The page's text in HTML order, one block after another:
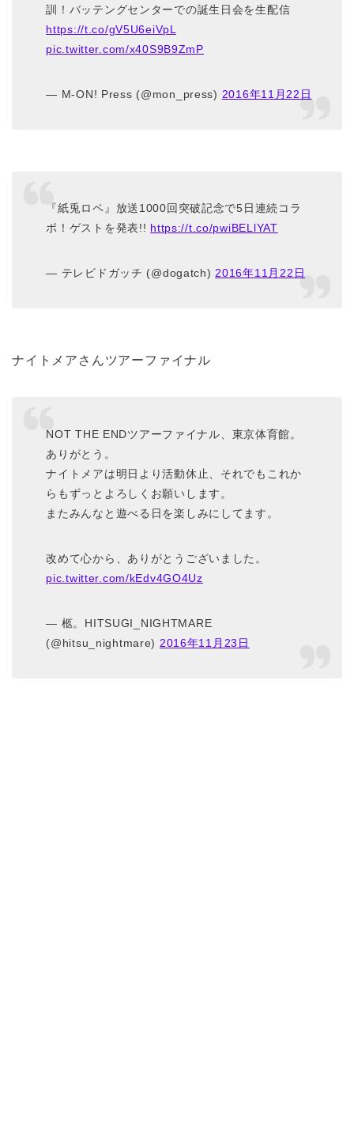
訓！バッテングセンターでの誕生日会を生配信
https://t.co/gV5U6eiVpL
pic.twitter.com/x40S9B9ZmP
— M-ON! Press (@mon_press) 2016年11月22日
『紙兎ロペ』放送1000回突破記念で5日連続コラ
ボ！ゲストを発表!! https://t.co/pwiBELlYAT
— テレビドガッチ (@dogatch) 2016年11月22日
ナイトメアさんツアーファイナル
NOT THE ENDツアーファイナル、東京体育館。
ありがとう。
ナイトメアは明日より活動休止、それでもこれか
らもずっとよろしくお願いします。
またみんなと遊べる日を楽しみにしてます。
改めて心から、ありがとうございました。
pic.twitter.com/kEdv4GO4Uz
— 柩。HITSUGI_NIGHTMARE
(@hitsu_nightmare) 2016年11月23日